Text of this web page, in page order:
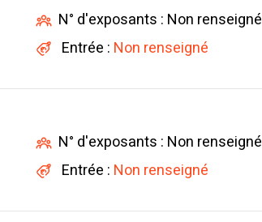
N° d'exposants : Non renseigné
Entrée : Non renseigné
N° d'exposants : Non renseigné
Entrée : Non renseigné